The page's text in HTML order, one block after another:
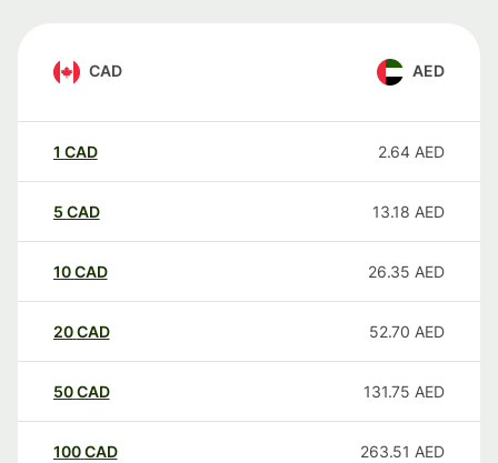
CAD AED
1 CAD 2.64 AED
5 CAD 13.18 AED
10CAD 26.35 AED
20CAD 52.70 AED
50CAD 131.75 AED
100CAD 263.51 AED